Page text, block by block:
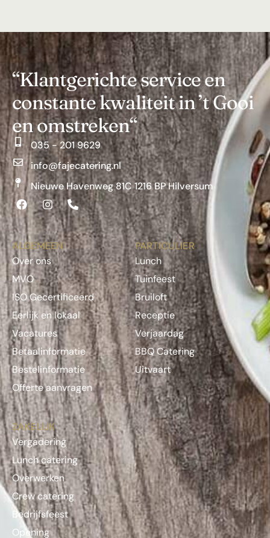
“Klantgerichte service en
constante kwaliteit in ’t Gooi
en omstreken“
035 - 201 9629
info@fajecatering.nl
Nieuwe Havenweg 81C 1216 BP Hilversum
ALGEMEEN
Over ons
MVO
ISO Gecertificeerd
Eerlijk en lokaal
Vacatures
Betaalinformatie
Bestelinformatie
Offerte aanvragen
PARTICULIER
Lunch
Tuinfeest
Bruiloft
Receptie
Verjaardag
BBQ Catering
Uitvaart
ZAKELIJK
Vergadering
Lunch catering
Overwerken
Crew catering
Bedrijfsfeest
Opening